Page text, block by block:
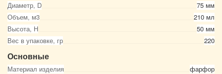
Диаметр, D
75 мм
Объем, м3
210 мл
Высота, Н
50 мм
Вес в упаковке, гр
220
Основные
Материал изделия фарфор